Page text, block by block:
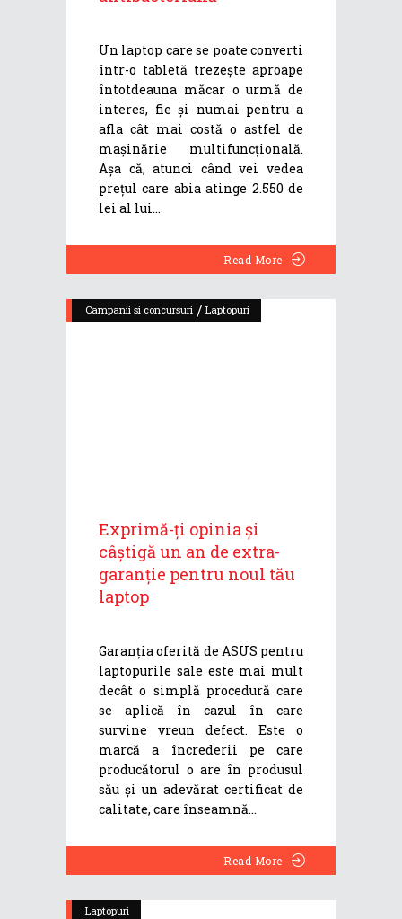
Un laptop care se poate converti
într-o tabletă trezește aproape
întotdeauna măcar o urmă de
interes, fie și numai pentru a
afla cât mai costă o astfel de
mașinărie multifuncțională.
Așa că, atunci când vei vedea
prețul care abia atinge 2.550 de
lei al lui
Read More
Campanii si concursuri / Laptopuri
Exprimă-ți opinia și
câștigă un an de extra-
garanție pentru noul tău
laptop
Garanția oferită de ASUS pentru
laptopurile sale este mai mult
decât o simplă procedură care
se aplică în cazul în care
survine vreun defect. Este o
marcă a încrederii pe care
producătorul o are în produsul
său și un adevărat certificat de
calitate, care înseamnă
Read More
Laptopuri